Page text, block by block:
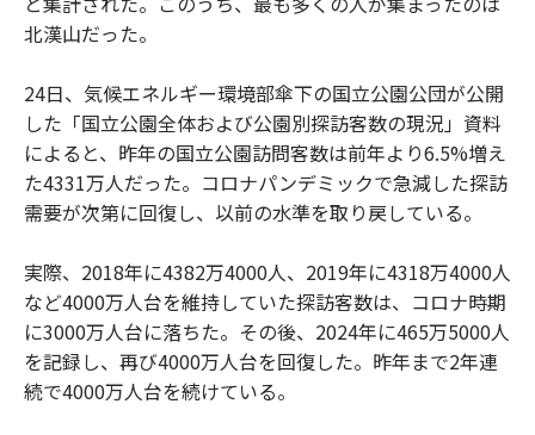
北漢山だった。
24日、気候エネルギー環境部傘下の国立公園公団が公開
した「国立公園全体および公園別探訪客数の現況」資料
によると、昨年の国立公園訪問客数は前年より6.5%増え
た4331万人だった。コロナパンデミックで急減した探訪
需要が次第に回復し、以前の水準を取り戻している。
実際、2018年に4382万4000人、2019年に4318万4000人
など4000万人台を維持していた探訪客数は、コロナ時期
に3000万人台に落ちた。その後、2024年に465万5000人
を記録し、再び4000万人台を回復した。昨年まで2年連
続で4000万人台を続けている。